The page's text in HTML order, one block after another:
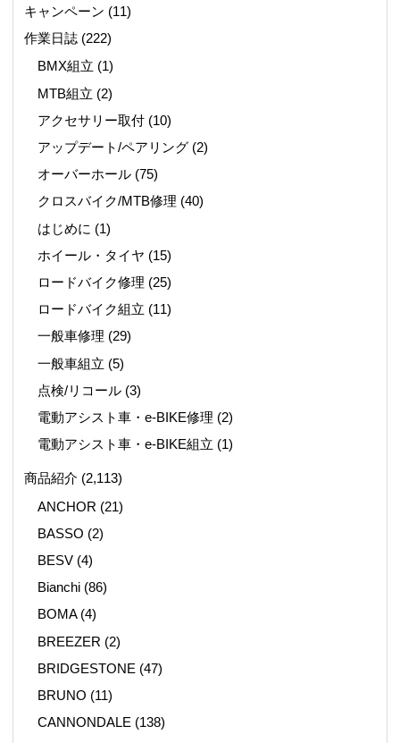
キャンペーン (11)
作業日誌(222)
BMX組立 (1)
MTB組立 (2)
アクセサリー取付 (10)
アップデート/ペアリング (2)
オーバーホール (75)
クロスバイク/MTB修理 (40)
はじめに (1)
ホイール・タイヤ (15)
ロードバイク修理 (25)
ロードバイク組立 (11)
一般車修理 (29)
一般車組立 (5)
点検/リコール (3)
電動アシスト車・e-BIKE修理 (2)
電動アシスト車・e-BIKE組立 (1)
商品紹介 (2,113)
ANCHOR (21)
BASSO (2)
BESV (4)
Bianchi (86)
BOMA(4)
BREEZER (2)
BRIDGESTONE (47)
BRUNO (11)
CANNONDALE (138)